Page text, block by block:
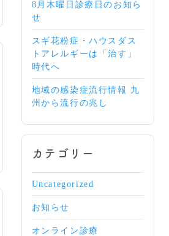
8月木曜日診療日のお知ら
せ
スギ花粉症・ハウスダス
トアレルギーは「治す」
時代へ
地域の感染症流行情報 九
州から流行の兆し
カテゴリー
Uncategorized
お知らせ
オンライン診療